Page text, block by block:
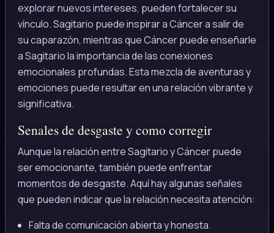
explorar nuevos intereses, pueden fortalecer su
vínculo. Sagitario puede inspirar a Cáncer a salir de
su caparazón, mientras que Cáncer puede enseñarle
a Sagitario la importancia de las conexiones
emocionales profundas. Esta mezcla de aventuras y
emociones puede resultar en una relación vibrante y
significativa.
Senales de desgaste y como corregir
Aunque la relación entre Sagitario y Cáncer puede
ser emocionante, también puede enfrentar
momentos de desgaste. Aquí hay algunas señales
que pueden indicar que la relación necesita atención:
Falta de comunicación abierta y honesta.